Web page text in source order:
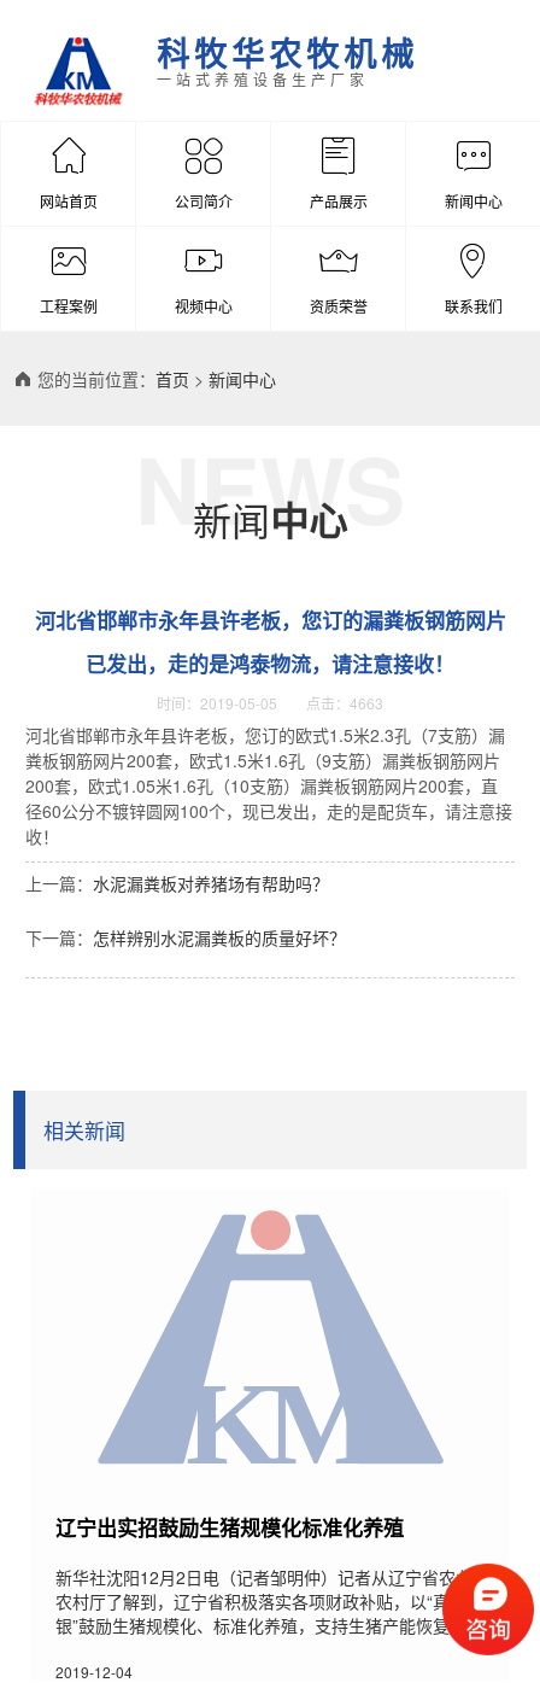
科牧华农牧机械
一站式养殖设备生产厂家
网站首页 公司简介 产品展示 新闻中心
工程案例 视频中心 资质荣誉 联系我们
您的当前位置：首页 >新闻中心
新闻中心
NEWS
河北省邯郸市永年县许老板，您订的漏粪板钢筋网片
已发出，走的是鸿泰物流，请注意接收！
时间：2019-05-05 点击：4663
河北省邯郸市永年县许老板，您订的欧式1.5米2.3孔（7支筋）漏
粪板钢筋网片200套，欧式1.5米1.6孔（9支筋）漏粪板钢筋网片
200套，欧式1.05米1.6孔（10支筋）漏粪板钢筋网片200套，直
径60公分不镀锌圆网100个，现已发出，走的是配货车，请注意接
收！
上一篇：水泥漏粪板对养猪场有帮助吗？
下一篇： 怎样辨别水泥漏粪板的质量好坏？
相关新闻
辽宁出实招鼓励生猪规模化标准化养殖
新华社沈阳12月2日电（记者邹明仲）记者从辽宁省农业
农村厅了解到，辽宁省积极落实各项财政补贴，以“真金白
银”鼓励生猪规模化、标准化养殖，支持生猪产能恢复。目
前，辽宁省生猪稳产保供应工作出现可喜形势、疫情防控
形势保持稳定。当前，辽宁省养殖场（户）扩产补栏积极
2019-12-04